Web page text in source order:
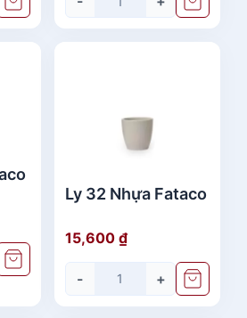
Ly 32 Nhựa Fataco
15,600 ₫
- +